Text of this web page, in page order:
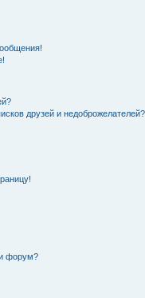
друзей и недоброжелателей?
форум?